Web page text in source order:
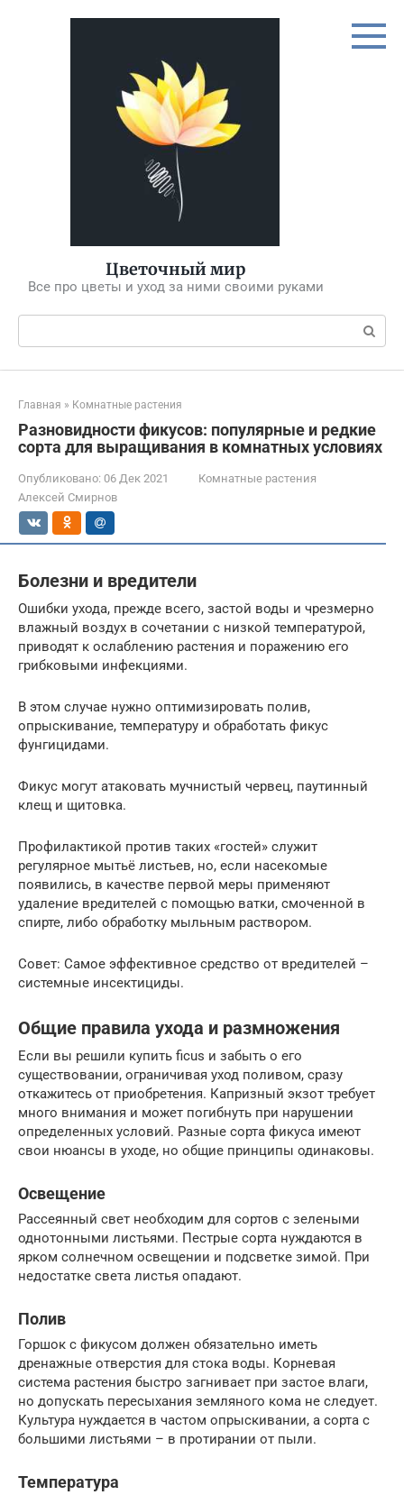
Цветочный мир
Все про цветы и уход за ними своими руками
Поиск:
Главная » Комнатные растения
Разновидности фикусов: популярные и редкие
сорта для выращивания в комнатных условиях
Опубликовано: 06 Дек 2021
Комнатные растения
Алексей Смирнов
Болезни и вредители
Ошибки ухода, прежде всего, застой воды и чрезмерно
влажный воздух в сочетании с низкой температурой,
приводят к ослаблению растения и поражению его
грибковыми инфекциями.
В этом случае нужно оптимизировать полив,
опрыскивание, температуру и обработать фикус
фунгицидами.
Фикус могут атаковать мучнистый червец, паутинный
клещ и щитовка.
Профилактикой против таких «гостей» служит
регулярное мытьё листьев, но, если насекомые
появились, в качестве первой меры применяют
удаление вредителей с помощью ватки, смоченной в
спирте, либо обработку мыльным раствором.
Совет: Самое эффективное средство от вредителей –
системные инсектициды.
Общие правила ухода и размножения
Если вы решили купить ficus и забыть о его
существовании, ограничивая уход поливом, сразу
откажитесь от приобретения. Капризный экзот требует
много внимания и может погибнуть при нарушении
определенных условий. Разные сорта фикуса имеют
свои нюансы в уходе, но общие принципы одинаковы.
Освещение
Рассеянный свет необходим для сортов с зелеными
однотонными листьями. Пестрые сорта нуждаются в
ярком солнечном освещении и подсветке зимой. При
недостатке света листья опадают.
Полив
Горшок с фикусом должен обязательно иметь
дренажные отверстия для стока воды. Корневая
система растения быстро загнивает при застое влаги,
но допускать пересыхания земляного кома не следует.
Культура нуждается в частом опрыскивании, а сорта с
большими листьями – в протирании от пыли.
Температура